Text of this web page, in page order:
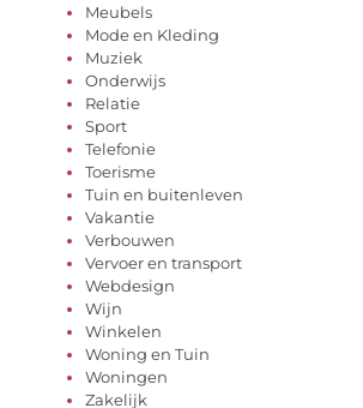
Meubels
Mode en Kleding
Muziek
Onderwijs
Relatie
Sport
Telefonie
Toerisme
Tuin en buitenleven
Vakantie
Verbouwen
Vervoer en transport
Webdesign
Wijn
Winkelen
Woning en Tuin
Woningen
Zakelijk